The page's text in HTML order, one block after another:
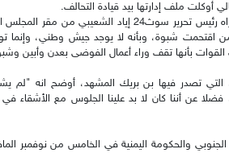
أوكلت ملف إدارتها بيد قيادة التحالف.
وأضاف بن بريك في لقاء متلفز بثته قناة عدن المستقلة أجراه رئيس تحرير سوث24 إياد الشعيبي
اقتحمت شبوة، وبأنه لا يوجد جيش وطني، وإنما
بأنها تقف وراء أعمال الفوضى بعدن وأبين
تصدر فيها بن بريك المشهد، أوضح انه "لم
عن أننا كان لا بد علينا الجلوس مع الأشقاء في
الجنوبي والحكومة اليمنية في الخامس من نوفمبر